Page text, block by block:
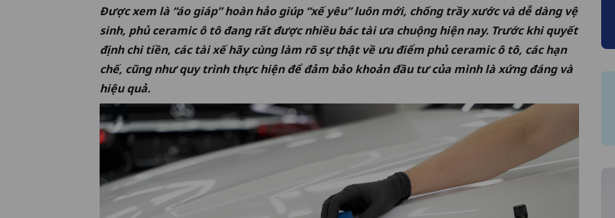
Được xem là “áo giáp” hoàn hảo giúp “xế yêu” luôn mới, chống trầy xước và dễ dàng vệ
sinh, phủ ceramic ô tô đang rất được nhiều bác tài ưa chuộng hiện nay. Trước khi quyết
định chi tiền, các tài xế hãy cùng làm rõ sự thật về ưu điểm phủ ceramic ô tô, các hạn
chế, cũng như quy trình thực hiện để đảm bảo khoản đầu tư của mình là xứng đáng và
hiệu quả.